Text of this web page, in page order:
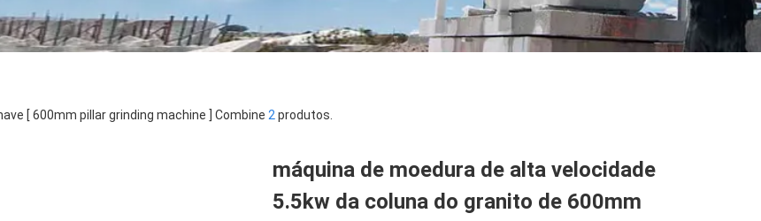
[ 600mm pillar grinding machine ] Combine 2 produtos.
máquina de moedura de alta velocidade
5.5kw da coluna do granito de 600mm